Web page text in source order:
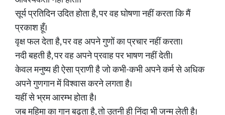
सूर्य प्रतिदिन उदित होता है, पर वह घोषणा नहीं करता कि मैं
प्रकाश हूँ।
वृक्ष फल देता है, पर वह अपने गुणों का प्रचार नहीं करता।
नदी बहती है, पर वह अपने प्रवाह पर भाषण नहीं देती।
केवल मनुष्य ही ऐसा प्राणी है जो कभी-कभी अपने कर्म से अधिक
अपने गुणगान में विश्वास करने लगता है।
यहीं से भ्रम आरम्भ होता है।
जब महिमा का गान बढ़ता है, तो उतनी ही निंदा भी जन्म लेती है।